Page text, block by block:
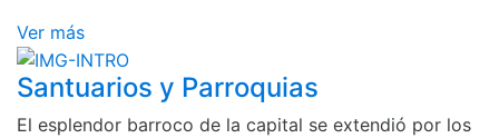
Ver más
Santuarios y Parroquias
El esplendor barroco de la capital se extendió por los